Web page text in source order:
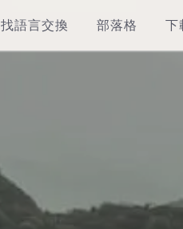
找語言交換 部落格 下